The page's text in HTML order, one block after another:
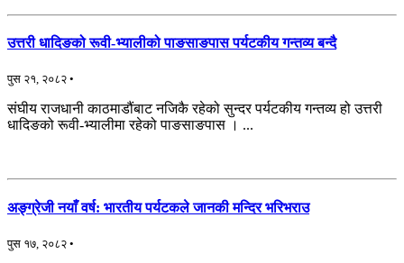
उत्तरी धादिङको रूवी-भ्यालीको पाङसाङपास पर्यटकीय गन्तव्य बन्दै
पुस २१, २०८२ •
संघीय राजधानी काठमाडौंबाट नजिकै रहेको सुन्दर पर्यटकीय गन्तव्य हो उत्तरी
धादिङको रूवी-भ्यालीमा रहेको पाङसाङपास । ...
अङ्ग्रेजी नयाँ वर्ष: भारतीय पर्यटकले जानकी मन्दिर भरिभराउ
पुस १७, २०८२ •